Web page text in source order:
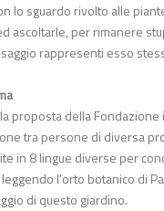
lo sguardo rivolto alle
ascoltarle, per rimanere
rappresenti esso
proposta della
tra persone di diversa
in 8 lingue diverse per
l’orto botanico di
di questo giardino.